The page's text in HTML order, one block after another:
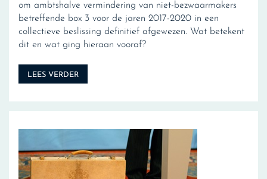
om ambtshalve vermindering van niet-bezwaarmakers
betreffende box 3 voor de jaren 2017-2020 in een
collectieve beslissing definitief afgewezen. Wat betekent
dit en wat ging hieraan vooraf?
LEES VERDER